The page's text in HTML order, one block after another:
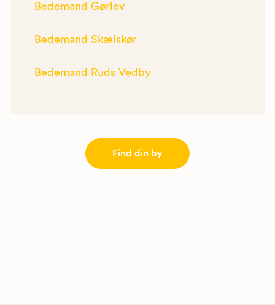
Bedemand Gørlev
Bedemand Skælskør
Bedemand Ruds Vedby
Find din by